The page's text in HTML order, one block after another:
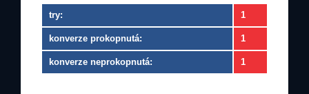
try: 1
konverze prokopnutá: 1
konverze neprokopnutá: 1